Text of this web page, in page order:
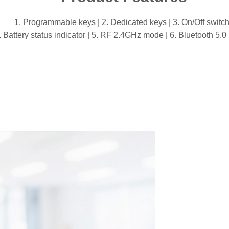
1. Programmable keys | 2. Dedicated keys | 3. On/Off
Battery status indicator | 5. RF 2.4GHz mode | 6. Bluetooth 5.0